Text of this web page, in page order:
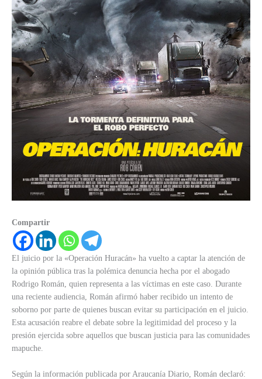
Compartir
El juicio por la «Operación Huracán» ha vuelto a captar la atención de
la opinión pública tras la polémica denuncia hecha por el abogado
Rodrigo Román, quien representa a las víctimas en este caso. Durante
una reciente audiencia, Román afirmó haber recibido un intento de
soborno por parte de quienes buscan evitar su participación en el juicio.
Esta acusación reabre el debate sobre la legitimidad del proceso y la
presión ejercida sobre aquellos que buscan justicia para las comunidades
mapuche.
Según la información publicada por Araucanía Diario, Román declaró: